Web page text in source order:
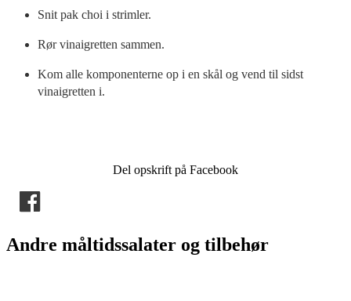
Snit pak choi i strimler.
Rør vinaigretten sammen.
Kom alle komponenterne op i en skål og vend til sidst
vinaigretten i.
Del opskrift på Facebook
Andre måltidssalater og tilbehør